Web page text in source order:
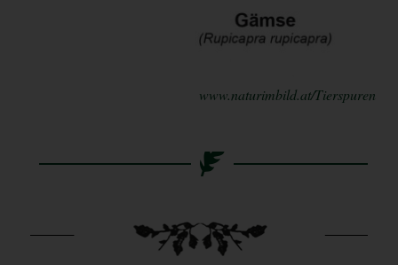
www.naturimbild.at/Tierspuren